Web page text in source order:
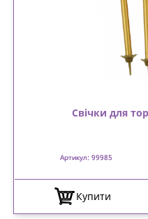
Свічки для
Артикул: 99985
Купити